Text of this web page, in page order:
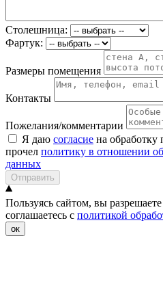
Столешница:
Фартук:
Размеры помещения
Контакты
Пожелания/комментарии
Я даю согласие на
прочел политику в отношении
данных
Отправить
Пользуясь сайтом, вы
соглашаетесь с политикой
ок